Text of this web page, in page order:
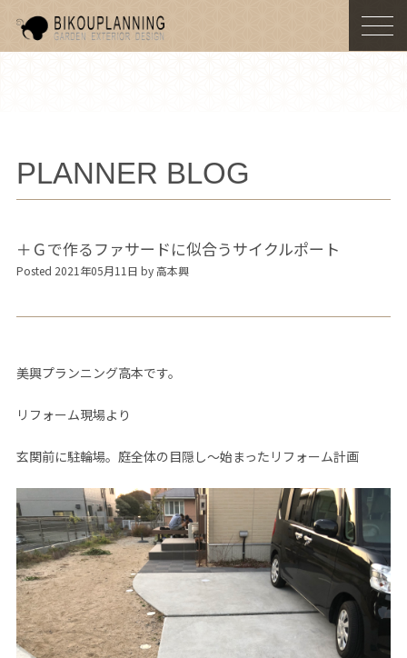
PLANNER BLOG
＋Ｇで作るファサードに似合うサイクルポート
Posted 2021年05月11日 by 高本興
美興プランニング高本です。
リフォーム現場より
玄関前に駐輪場。庭全体の目隠し～始まったリフォーム計画